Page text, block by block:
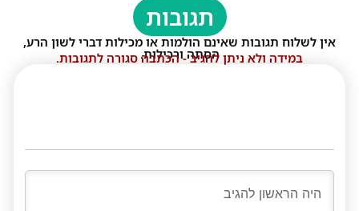
תגובות
אין לשלוח תגובות שאינם הולמות או מכילות דברי לשון הרע,
הסתה ורכילות.
במידה ולא ניתן להגיב - הכתבה סגורה לתגובות.